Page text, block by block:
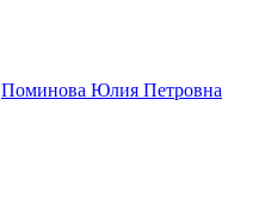
Поминова Юлия Петровна